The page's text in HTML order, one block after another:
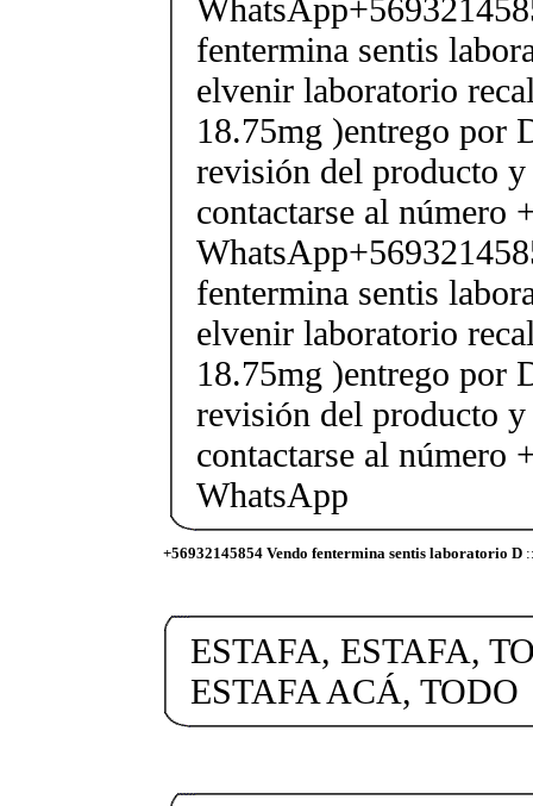
fentermina sentis
elvenir laboratorio
18.75mg )entrego por
revisión del producto
contactarse al número
fentermina sentis
elvenir laboratorio
18.75mg )entrego por
revisión del producto
contactarse al número
WhatsApp
+56932145854 Vendo fentermina sentis laboratorio D::
ESTAFA, ESTAFA,
ESTAFA ACÁ, TODO